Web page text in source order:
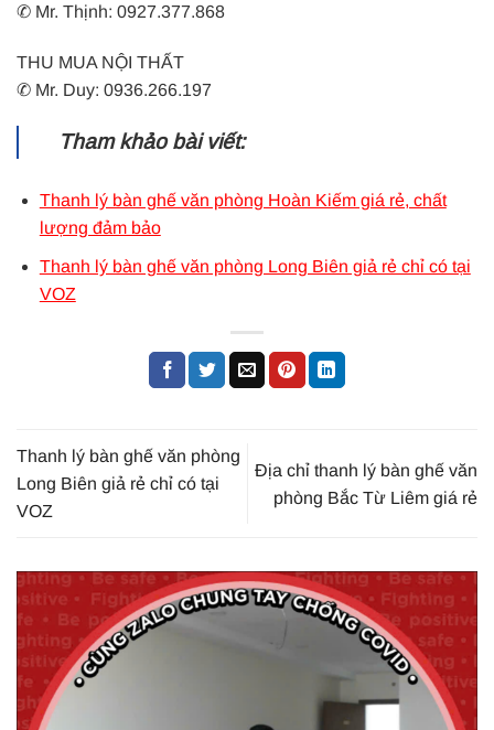
✆ Mr. Thịnh: 0927.377.868
THU MUA NỘI THẤT
✆ Mr. Duy: 0936.266.197
Tham khảo bài viết:
Thanh lý bàn ghế văn phòng Hoàn Kiếm giá rẻ, chất
lượng đảm bảo
Thanh lý bàn ghế văn phòng Long Biên giả rẻ chỉ có tại
VOZ
Thanh lý bàn ghế văn phòng
Long Biên giả rẻ chỉ có tại
VOZ
Địa chỉ thanh lý bàn ghế văn
phòng Bắc Từ Liêm giá rẻ